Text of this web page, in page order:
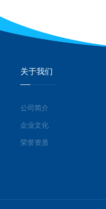
关于我们
公司简介
企业文化
荣誉资质